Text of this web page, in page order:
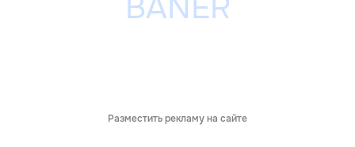
Разместить рекламу на сайте